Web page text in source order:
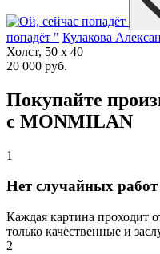
попадёт " Кулакова
Холст, 50 x 40
20 000 руб.
Покупайте
с MONMILAN
1
Нет случайных работ
Каждая картина проходит
только качественные и
2